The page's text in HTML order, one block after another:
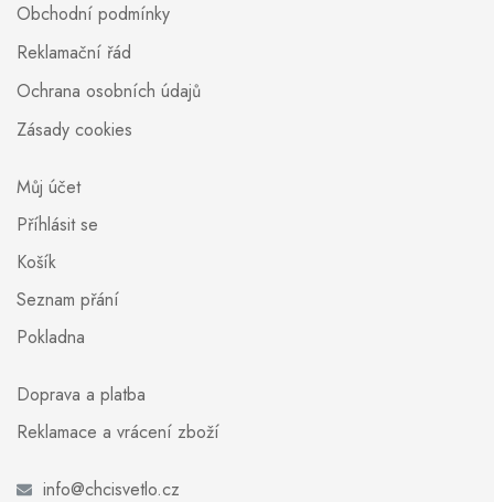
Obchodní podmínky
Reklamační řád
Ochrana osobních údajů
Zásady cookies
Můj účet
Příhlásit se
Košík
Seznam přání
Pokladna
Doprava a platba
Reklamace a vrácení zboží
info@chcisvetlo.cz